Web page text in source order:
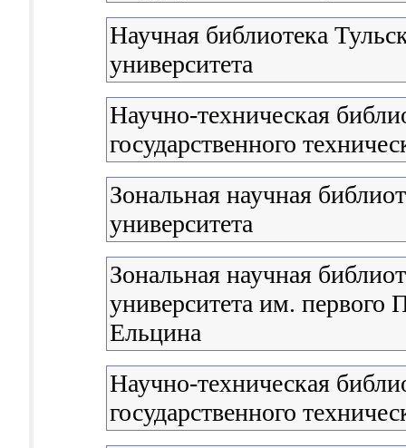
Научная библиотека
университета
Научно-техническая
государственного
Зональная научная
университета
Зональная научная
университета им. первого
Ельцина
Научно-техническая
государственного